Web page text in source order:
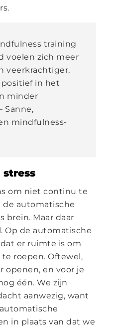
training
voelen zich meer
veerkrachtiger,
in het
minder
Sanne,
mindfulness-
stress
om niet continu te
de automatische
brein. Maar daar
Op de automatische
er ruimte is om
roepen. Oftewel,
openen, en voor je
één. We zijn
aanwezig, want
in plaats van dat we